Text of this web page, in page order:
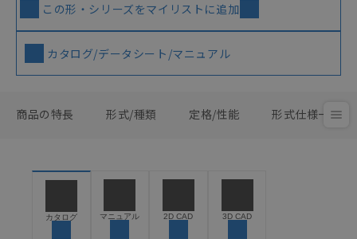
この形・シリーズをマイリストに追加
カタログ/データシート/マニュアル
商品の特長 形式/種類 定格/性能 形式仕様一覧
カタログ マニュアル 2D CAD 3D CAD